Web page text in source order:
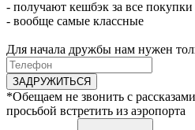
- получают кешбэк за все покупки
- вообще самые классные
Для начала дружбы нам нужен
ЗАДРУЖИТЬСЯ
*Обещаем не звонить с
просьбой встретить из аэропорта